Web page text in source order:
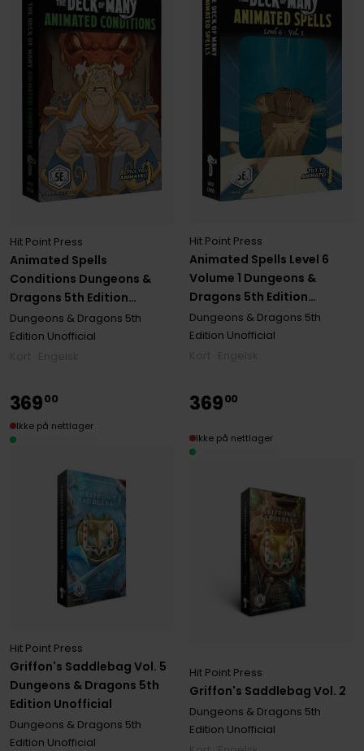
Animated Spells
Conditions Dungeons &
Dragons 5th Edition
Unofficial
Hit Point Press
Dungeons & Dragons 5th
Edition Unofficial
Animated Spells Level 6
Volume 1 Dungeons &
Dragons 5th Edition
Unofficial
Hit Point Press
Dungeons & Dragons 5th
Edition Unofficial
Griffon's Saddlebag Vol. 5
Dungeons & Dragons 5th
Edition Unofficial
Hit Point Press
Dungeons & Dragons 5th
Edition Unofficial
36900
Ikke på nettlager
Griffon's Saddlebag Vol. 2
Hit Point Press
Dungeons & Dragons 5th
Edition Unofficial
36900
Ikke på nettlager